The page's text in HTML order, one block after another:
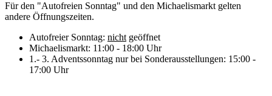
Für den "Autofreien Sonntag" und den Michaelismarkt gelten
andere Öffnungszeiten.
Autofreier Sonntag: nicht geöffnet
Michaelismarkt: 11:00 - 18:00 Uhr
1.- 3. Adventssonntag nur bei Sonderausstellungen: 15:00 -
17:00 Uhr